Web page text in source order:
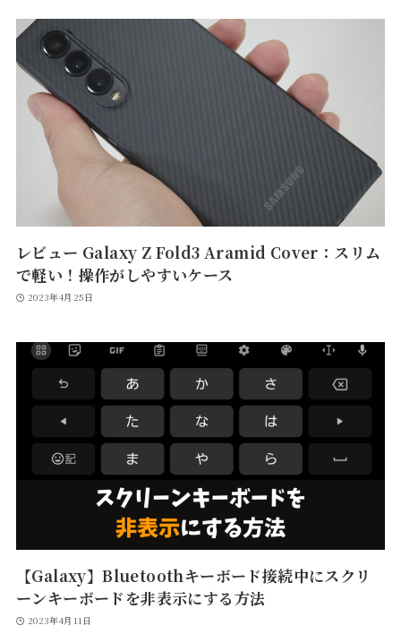
レビュー Galaxy Z Fold3 Aramid Cover：スリム
で軽い！操作がしやすいケース
2023年4月25日
【Galaxy】Bluetoothキーボード接続中にスクリ
ーンキーボードを非表示にする方法
2023年4月11日